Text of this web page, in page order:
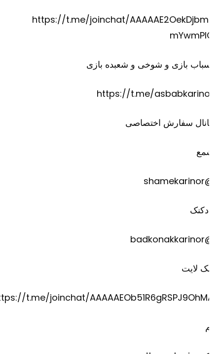
https://t.me/joinchat/
بازی و شوخی و شعبده بازی
https://t.me/
سفارش اختصاصی
لایت
https://t.me/joinchat/